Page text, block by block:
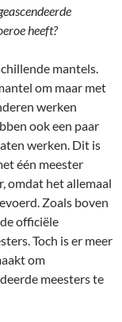
heeft?
mantels.
om maar met
werken
ook een paar
werken. Dit is
één meester
omdat het allemaal
Zoals boven
officiële
Toch is er meer
om
meesters te